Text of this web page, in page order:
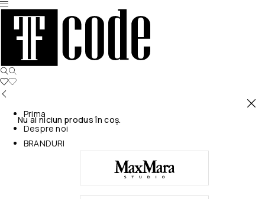
Nu ai niciun produs în coș.
Prima
Despre noi
BRANDURI